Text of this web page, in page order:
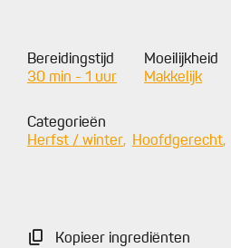
Bereidingstijd
30 min - 1 uur
Moeilijkheid
Makkelijk
Categorieën
Herfst / winter
Hoofdgerecht
Kopieer ingrediënten